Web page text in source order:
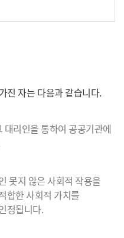
진 자는 다음과 같습니다.
리인을 통하여 공공기관에
못지 않은 사회적 작용을
합한 사회적 가치를
정됩니다.